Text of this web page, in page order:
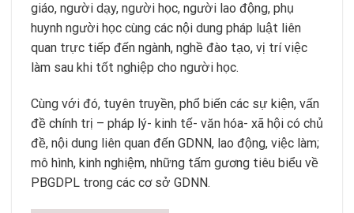
giáo, người dạy, người học, người lao động, phụ
huynh người học cùng các nội dung pháp luật liên
quan trực tiếp đến ngành, nghề đào tạo, vị trí việc
làm sau khi tốt nghiệp cho người học.
Cùng với đó, tuyên truyền, phổ biến các sự kiện, vấn
đề chính trị – pháp lý- kinh tế- văn hóa- xã hội có chủ
đề, nội dung liên quan đến GDNN, lao động, việc làm;
mô hình, kinh nghiệm, những tấm gương tiêu biểu về
PBGDPL trong các cơ sở GDNN.